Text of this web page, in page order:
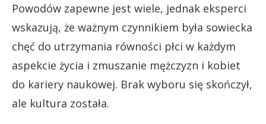
Powodów zapewne jest wiele, jednak eksperci
wskazują, że ważnym czynnikiem była sowiecka
chęć do utrzymania równości płci w każdym
aspekcie życia i zmuszanie mężczyzn i kobiet
do kariery naukowej. Brak wyboru się skończył,
ale kultura została.